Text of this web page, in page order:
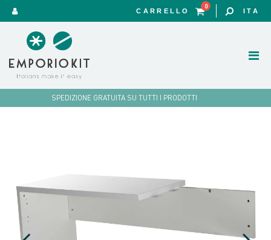
SPEDIZIONE GRATUITA SU TUTTI I PRODOTTI
CARRELLO
0
ITA